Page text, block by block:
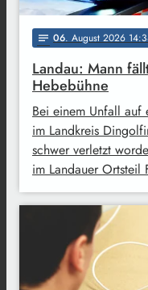
notes 06. August 2026
Landau: Mann
Hebebühne
Bei einem Unfall auf
im Landkreis
schwer verletzt
im Landauer